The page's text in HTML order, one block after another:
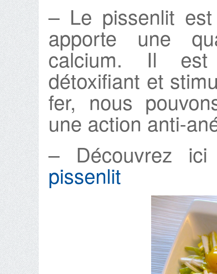
– Le pissenlit
apporte une
calcium. Il est
détoxifiant et
fer, nous
une action anti-
– Découvrez
pissenlit